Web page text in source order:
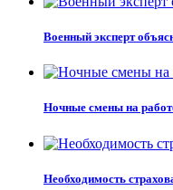
Военный эксперт
Ночные смены на
Необходимость